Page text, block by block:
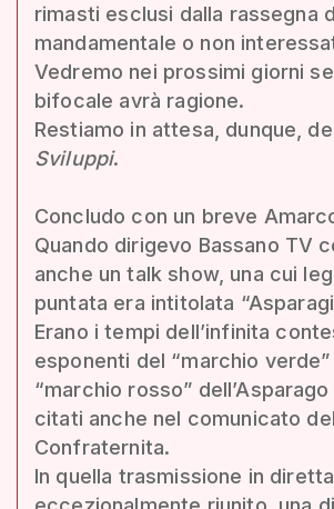
rimasti esclusi dalla rassegna
mandamentale o non
Vedremo nei prossimi giorni
bifocale avrà ragione.
Restiamo in attesa, dunque,
Sviluppi.
Concludo con un breve
Quando dirigevo Bassano TV
anche un talk show, una cui
puntata era intitolata
Erano i tempi dell’infinita
esponenti del “marchio
“marchio rosso” dell’Asparago
citati anche nel comunicato
Confraternita.
In quella trasmissione in